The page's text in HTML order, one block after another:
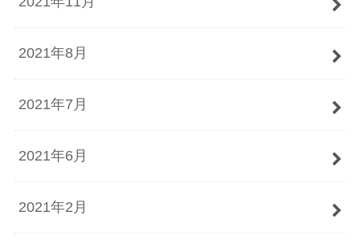
2021年8月
2021年7月
2021年6月
2021年2月